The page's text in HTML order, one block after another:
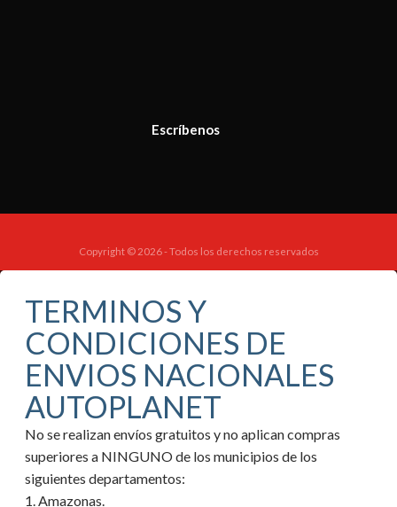
Escríbenos
Copyright © 2026 - Todos los derechos reservados
TERMINOS Y
CONDICIONES DE
ENVIOS NACIONALES
AUTOPLANET
No se realizan envíos gratuitos y no aplican compras
superiores a NINGUNO de los municipios de los
siguientes departamentos:
1. Amazonas.